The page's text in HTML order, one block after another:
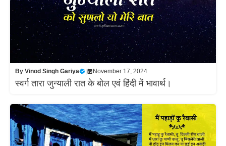
By Vinod Singh Gariya | November 17, 2024
स्वर्ग तारा जुन्याली रात के बोल एवं हिंदी में भावार्थ।